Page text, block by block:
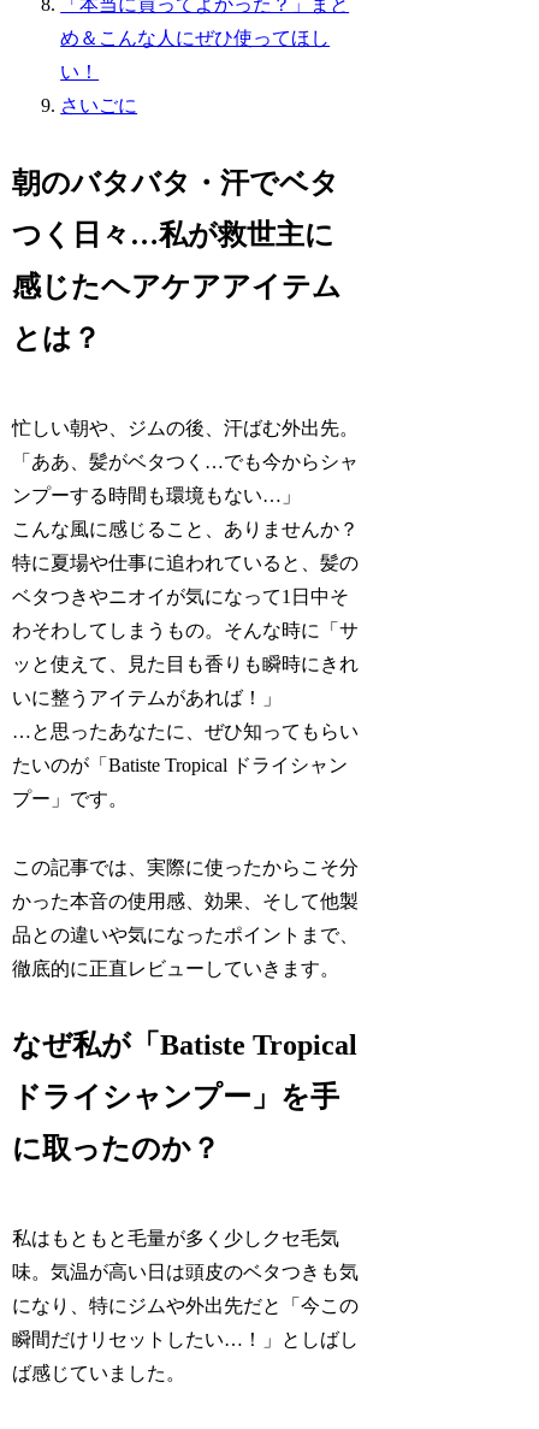
「本当に買ってよかった？」まと
め＆こんな人にぜひ使ってほし
い！
さいごに
朝のバタバタ・汗でベタ
つく日々…私が救世主に
感じたヘアケアアイテム
とは？
忙しい朝や、ジムの後、汗ばむ外出先。
「ああ、髪がベタつく…でも今からシャ
ンプーする時間も環境もない…」
こんな風に感じること、ありませんか？
特に夏場や仕事に追われていると、髪の
ベタつきやニオイが気になって1日中そ
わそわしてしまうもの。そんな時に「サ
ッと使えて、見た目も香りも瞬時にきれ
いに整うアイテムがあれば！」
…と思ったあなたに、ぜひ知ってもらい
たいのが「Batiste Tropical ドライシャン
プー」です。
この記事では、実際に使ったからこそ分
かった本音の使用感、効果、そして他製
品との違いや気になったポイントまで、
徹底的に正直レビューしていきます。
なぜ私が「Batiste Tropical
ドライシャンプー」を手
に取ったのか？
私はもともと毛量が多く少しクセ毛気
味。気温が高い日は頭皮のベタつきも気
になり、特にジムや外出先だと「今この
瞬間だけリセットしたい…！」としばし
ば感じていました。